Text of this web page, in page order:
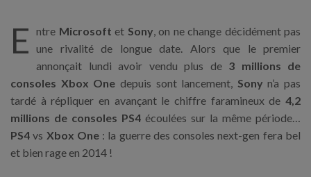
E ntre Microsoft et Sony, on ne change décidément pas
une rivalité de longue date. Alors que le premier
annonçait lundi avoir vendu plus de 3 millions de
consoles Xbox One depuis sont lancement, Sony n’a pas
tardé à répliquer en avançant le chiffre faramineux de 4,2
millions de consoles PS4 écoulées sur la même période…
PS4 vs Xbox One: la guerre des consoles next-gen fera bel
et bien rage en 2014 !